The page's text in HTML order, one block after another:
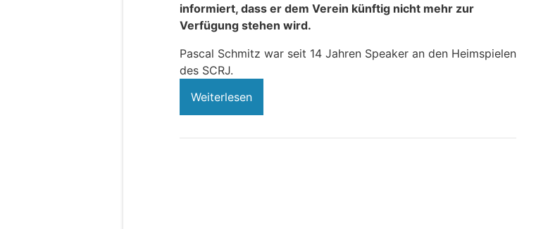
informiert, dass er dem Verein künftig nicht mehr zur
Verfügung stehen wird.
Pascal Schmitz war seit 14 Jahren Speaker an den Heimspielen
des SCRJ.
Weiterlesen